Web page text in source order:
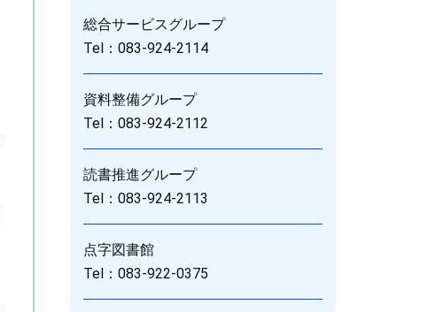
総合サービスグループ
Tel：083-924-2114
資料整備グループ
Tel：083-924-2112
読書推進グループ
Tel：083-924-2113
点字図書館
Tel：083-922-0375